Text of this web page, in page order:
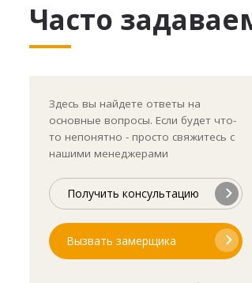
Часто
Здесь вы найдете ответы на
основные вопросы. Если будет что-
то непонятно - просто свяжитесь с
нашими менеджерами
Получить консультацию
Вызвать замерщика